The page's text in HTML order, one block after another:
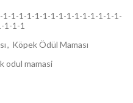
1-1-1-1-1-1-1-1-1-1-1-1-1-1-
1-1-1
, Köpek Ödül Maması
odul mamasi